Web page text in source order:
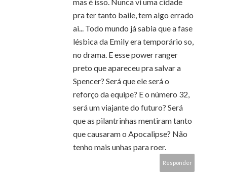
pra ter tanto baile, tem algo errado
ai... Todo mundo já sabia que a fase
lésbica da Emily era temporário so,
no drama. E esse power ranger
preto que apareceu pra salvar a
Spencer? Será que ele será o
reforço da equipe? E o número 32,
será um viajante do futuro? Será
que as pilantrinhas mentiram tanto
que causaram o Apocalipse? Não
tenho mais unhas para roer.
Responder